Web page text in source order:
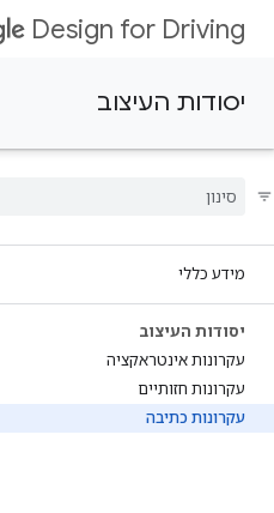
Design for Driving
יסודות העיצוב
מידע כללי
יסודות העיצוב
עקרונות אינטראקציה
עקרונות חזותיים
עקרונות כתיבה